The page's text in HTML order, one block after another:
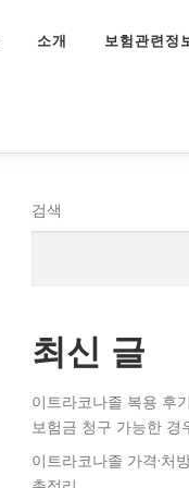
소개 보험관련정
검색
최신 글
이트라코나졸 복용 후
보험금 청구 가능한 경
이트라코나졸 가격·처